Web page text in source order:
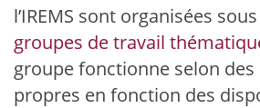
l’IREMS sont organisées
groupes de travail
groupe fonctionne selon
propres en fonction des